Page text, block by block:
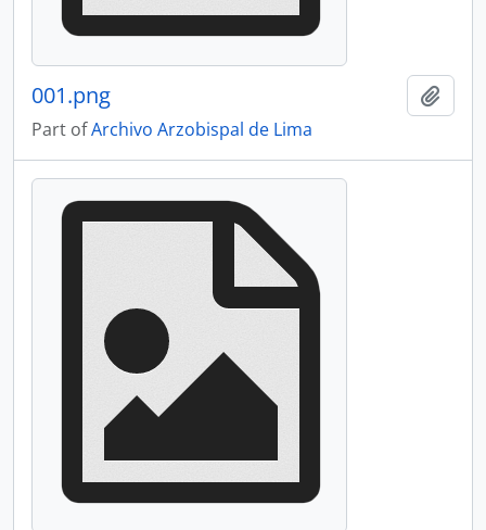
001.png
Part ofArchivo Arzobispal de Lima